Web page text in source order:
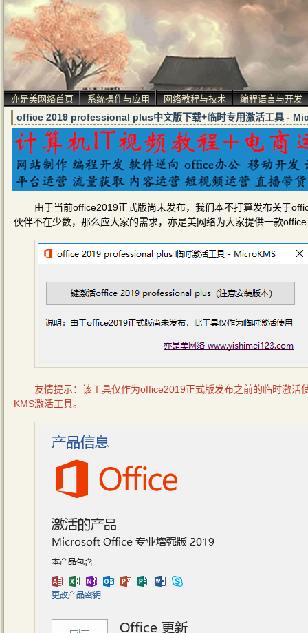
亦是美网络首页 系统操作与应用 网络教程与技术 编程语言与开发
office 2019 professional plus中文版下载+临时专用激活工具 -
由于当前office2019正式版尚未发布，我们本不打算发布关于
伙伴不在少数，那么应大家的需求，亦是美网络为大家提供一款
友情提示：该工具仅作为office2019正式版发布之前的临时激
KMS激活工具。